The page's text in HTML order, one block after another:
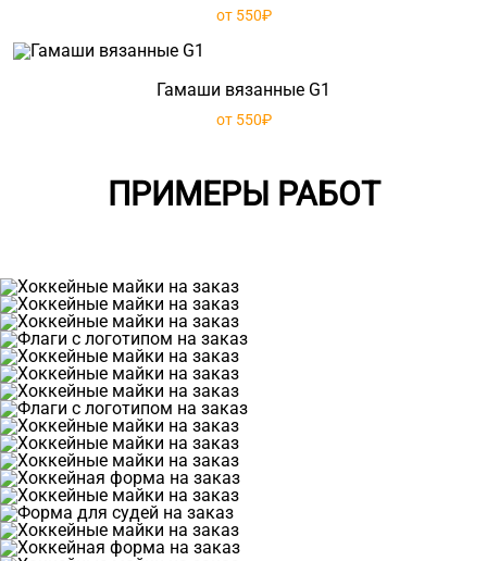
от 550₽
Гамаши вязанные G1
от 550₽
ПРИМЕРЫ РАБОТ